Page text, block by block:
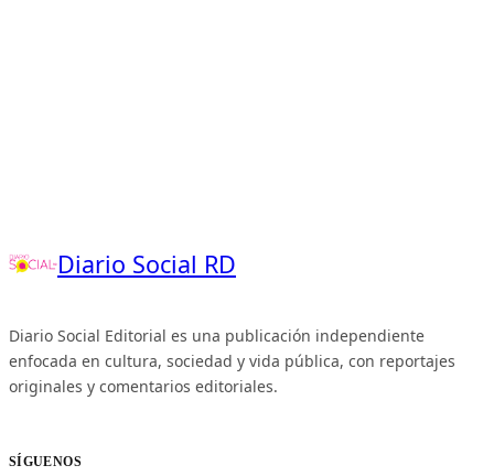
Diario Social RD
Diario Social Editorial es una publicación independiente
enfocada en cultura, sociedad y vida pública, con reportajes
originales y comentarios editoriales.
SÍGUENOS